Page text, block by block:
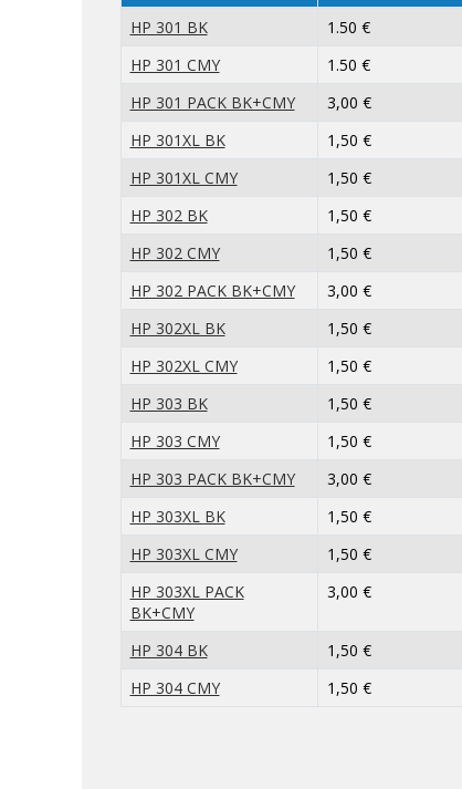
HP 301 BK
1.50 €
HP 301 CMY
1.50 €
HP 301 PACK BK+CMY
3,00 €
HP 301XL BK
1,50 €
HP 301XL CMY
1,50 €
HP 302 BK
1,50 €
HP 302 CMY
1,50 €
HP 302 PACK BK+CMY
3,00 €
HP 302XL BK
1,50 €
HP 302XL CMY
1,50 €
HP 303 BK
1,50 €
HP 303 CMY
1,50 €
HP 303 PACK BK+CMY
3,00 €
HP 303XL BK
1,50 €
HP 303XL CMY
1,50 €
HP 303XL PACK
BK+CMY
3,00 €
HP 304 BK 1,50 €
HP 304 CMY
1,50 €